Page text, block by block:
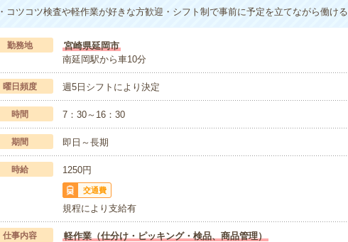
・コツコツ検査や軽作業が好きな方歓迎・シフト制で事前に予定を立てながら働ける
勤務地
宮崎県延岡市
南延岡駅から車10分
曜日頻度 週5日シフトにより決定
時間 7：30～16：30
期間 即日～長期
時給 1250円
交通費
規程により支給有
仕事内容
軽作業（仕分け・ピッキング・検品、商品管理）